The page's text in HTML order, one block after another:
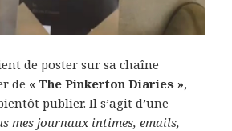
de poster sur sa chaîne
de « The Pinkerton Diaries »,
publier. Il s’agit d’une
mes journaux intimes, emails,